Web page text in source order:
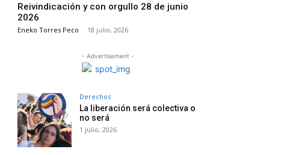
Reivindicación y con orgullo 28 de junio
2026
Eneko Torres Peco - 18 julio, 2026
- Advertisement -
Derechos
La liberación será colectiva o
no será
1 julio, 2026